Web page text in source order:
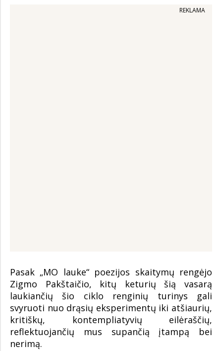
REKLAMA
Pasak „MO lauke“ poezijos skaitymų rengėjo
Zigmo Pakštaičio, kitų keturių šią vasarą
laukiančių šio ciklo renginių turinys gali
svyruoti nuo drąsių eksperimentų iki atšiaurių,
kritiškų, kontempliatyvių eilėraščių,
reflektuojančių mus supančią įtampą bei
nerimą.